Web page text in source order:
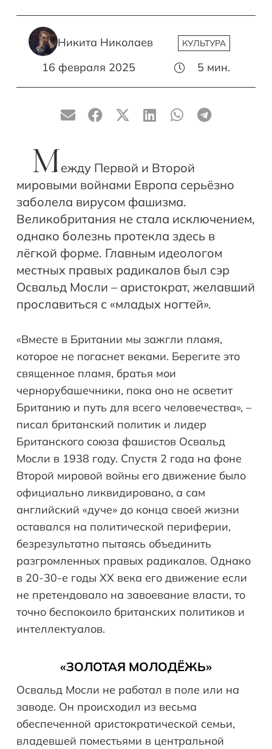
Никита Николаев КУЛЬТУРА
16 февраля 2025 5 мин.
Между Первой и Второй
мировыми войнами Европа серьёзно
заболела вирусом фашизма.
Великобритания не стала исключением,
однако болезнь протекла здесь в
лёгкой форме. Главным идеологом
местных правых радикалов был сэр
Освальд Мосли – аристократ, желавший
прославиться с «младых ногтей».
«Вместе в Британии мы зажгли пламя,
которое не погаснет веками. Берегите это
священное пламя, братья мои
чернорубашечники, пока оно не осветит
Британию и путь для всего человечества», –
писал британский политик и лидер
Британского союза фашистов Освальд
Мосли в 1938 году. Спустя 2 года на фоне
Второй мировой войны его движение было
официально ликвидировано, а сам
английский «дуче» до конца своей жизни
оставался на политической периферии,
безрезультатно пытаясь объединить
разгромленных правых радикалов. Однако
в 20-30-е годы XX века его движение если
не претендовало на завоевание власти, то
точно беспокоило британских политиков и
интеллектуалов.
«ЗОЛОТАЯ МОЛОДЁЖЬ»
Освальд Мосли не работал в поле или на
заводе. Он происходил из весьма
обеспеченной аристократической семьи,
владевшей поместьями в центральной